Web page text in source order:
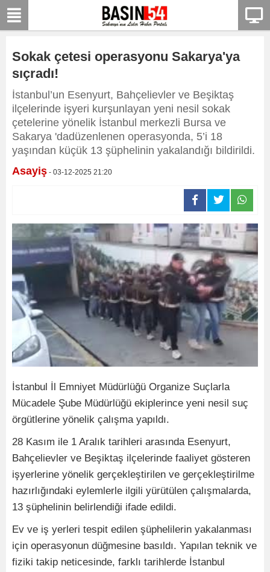
Sokak çetesi operasyonu Sakarya'ya
sıçradı!
İstanbul’un Esenyurt, Bahçelievler ve Beşiktaş
ilçelerinde işyeri kurşunlayan yeni nesil sokak
çetelerine yönelik İstanbul merkezli Bursa ve
Sakarya 'dadüzenlenen operasyonda, 5’i 18
yaşından küçük 13 şüphelinin yakalandığı bildirildi.
Asayiş - 03-12-2025 21:20
İstanbul İl Emniyet Müdürlüğü Organize Suçlarla
Mücadele Şube Müdürlüğü ekiplerince yeni nesil suç
örgütlerine yönelik çalışma yapıldı.
28 Kasım ile 1 Aralık tarihleri arasında Esenyurt,
Bahçelievler ve Beşiktaş ilçelerinde faaliyet gösteren
işyerlerine yönelik gerçekleştirilen ve gerçekleştirilme
hazırlığındaki eylemlerle ilgili yürütülen çalışmalarda,
13 şüphelinin belirlendiği ifade edildi.
Ev ve iş yerleri tespit edilen şüphelilerin yakalanması
için operasyonun düğmesine basıldı. Yapılan teknik ve
fiziki takip neticesinde, farklı tarihlerde İstanbul